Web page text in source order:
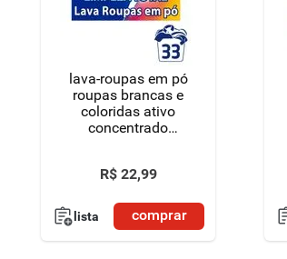
lava-roupas em pó
roupas brancas e
coloridas ativo
concentrado
tamanho família
R$ 22,99
lista comprar